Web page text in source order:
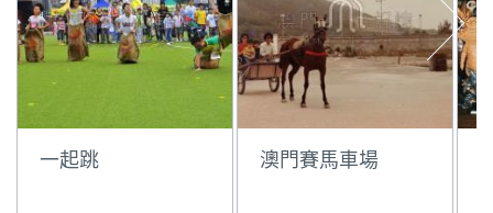
一起跳 澳門賽馬車場